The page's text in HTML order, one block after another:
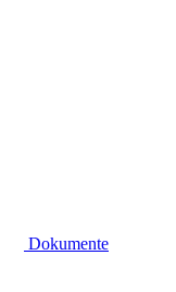
Dokumente